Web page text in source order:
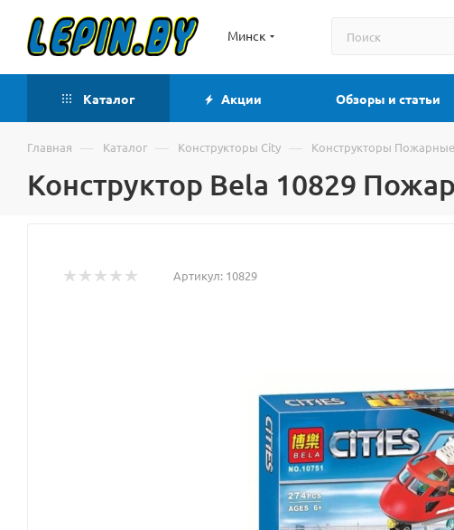
Минск
Каталог Акции Обзоры и статьи
Главная — Каталог — Конструкторы City — Конструкторы Пожарные
Конструктор Bela 10829
Артикул: 10829